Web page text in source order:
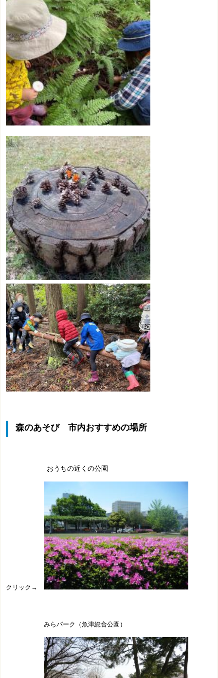
森のあそび 市内おすすめの場所
おうちの近くの公園
クリック→
みらパーク（魚津総合公園）